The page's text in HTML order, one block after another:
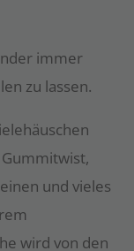
immer
zu lassen.
und vieles
wird von den